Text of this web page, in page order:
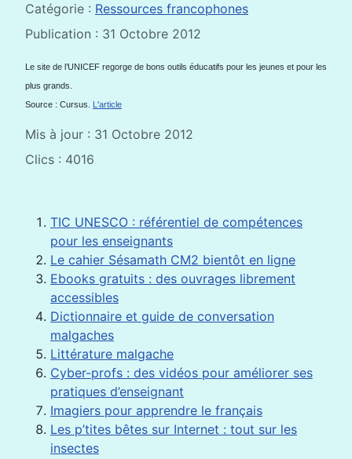
Catégorie : Ressources francophones
Publication : 31 Octobre 2012
Le site de l’UNICEF regorge de bons outils éducatifs pour les jeunes et pour les
plus grands.
Source : Cursus. L'article
Mis à jour : 31 Octobre 2012
Clics : 4016
TIC UNESCO : référentiel de compétences
pour les enseignants
Le cahier Sésamath CM2 bientôt en ligne
Ebooks gratuits : des ouvrages librement
accessibles
Dictionnaire et guide de conversation
malgaches
Littérature malgache
Cyber-profs : des vidéos pour améliorer ses
pratiques d’enseignant
Imagiers pour apprendre le français
Les p’tites bêtes sur Internet : tout sur les
insectes